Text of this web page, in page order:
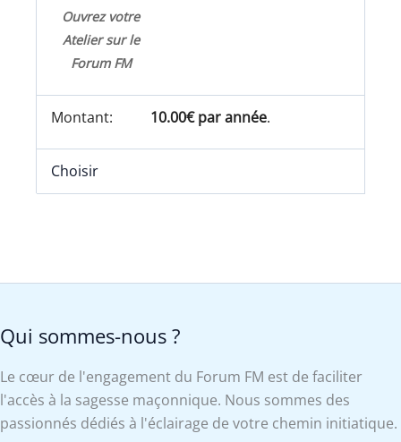
Ouvrez votre
Atelier sur le
Forum FM
10.00€ par année.
Choisir
Qui sommes-nous ?
Le cœur de l'engagement du Forum FM est de faciliter
l'accès à la sagesse maçonnique. Nous sommes des
passionnés dédiés à l'éclairage de votre chemin initiatique.